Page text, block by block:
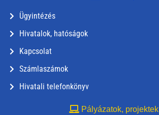
Ügyintézés
Hivatalok, hatóságok
Kapcsolat
Számlaszámok
Hivatali telefonkönyv
Pályázatok, projektek